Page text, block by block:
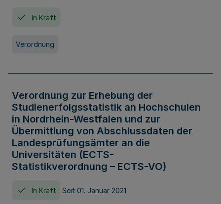
In Kraft
Verordnung
Verordnung zur Erhebung der
Studienerfolgsstatistik an Hochschulen
in Nordrhein-Westfalen und zur
Übermittlung von Abschlussdaten der
Landesprüfungsämter an die
Universitäten (ECTS-
Statistikverordnung – ECTS-VO)
In Kraft Seit 01. Januar 2021